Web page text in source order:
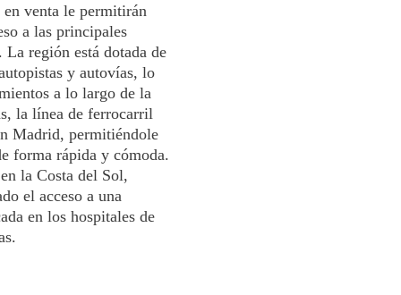
venta le permitirán
a las principales
La región está dotada de
y autovías, lo
a lo largo de la
la línea de ferrocarril
Madrid, permitiéndole
forma rápida y cómoda.
la Costa del Sol,
el acceso a una
en los hospitales de